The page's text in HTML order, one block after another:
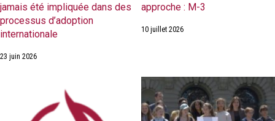
jamais été impliquée dans des
processus d’adoption
internationale
23 juin 2026
approche : M-3
10 juillet 2026